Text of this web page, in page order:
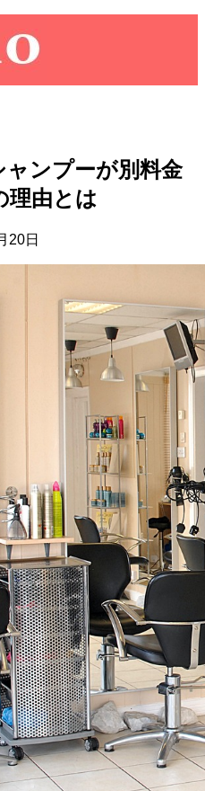
ンプーが別料金
理由とは
20日